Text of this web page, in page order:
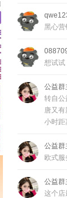
黑心营
想试试
公益群
转自公
唐又
小时距
公益群
欧式
公益群
这个店